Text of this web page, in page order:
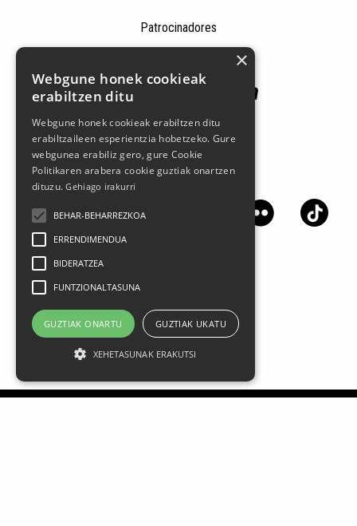
Patrocinadores
Síguenos en las redes sociales
×
Webgune honek cookieak
erabiltzen ditu
Webgune honek cookieak erabiltzen ditu
erabiltzaileen esperientzia hobetzeko. Gure
webgunea erabiliz gero, gure Cookie
Politikaren arabera cookie guztiak onartzen
dituzu.Gehiago irakurri
BEHAR-BEHARREZKOA
ERRENDIMENDUA
BIDERATZEA
FUNTZIONALTASUNA
GUZTIAK ONARTU GUZTIAK UKATU
XEHETASUNAK ERAKUTSI